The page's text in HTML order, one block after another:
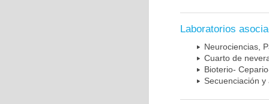
Laboratorios
Neurociencias,
Cuarto de
Bioterio-
Secuenciación